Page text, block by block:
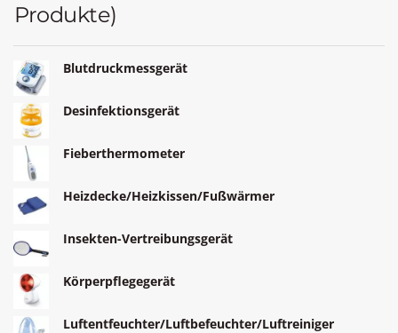
Produkte)
Blutdruckmessgerät
Desinfektionsgerät
Fieberthermometer
Heizdecke/Heizkissen/Fußwärmer
Insekten-Vertreibungsgerät
Körperpflegegerät
Luftentfeuchter/Luftbefeuchter/Luftreiniger